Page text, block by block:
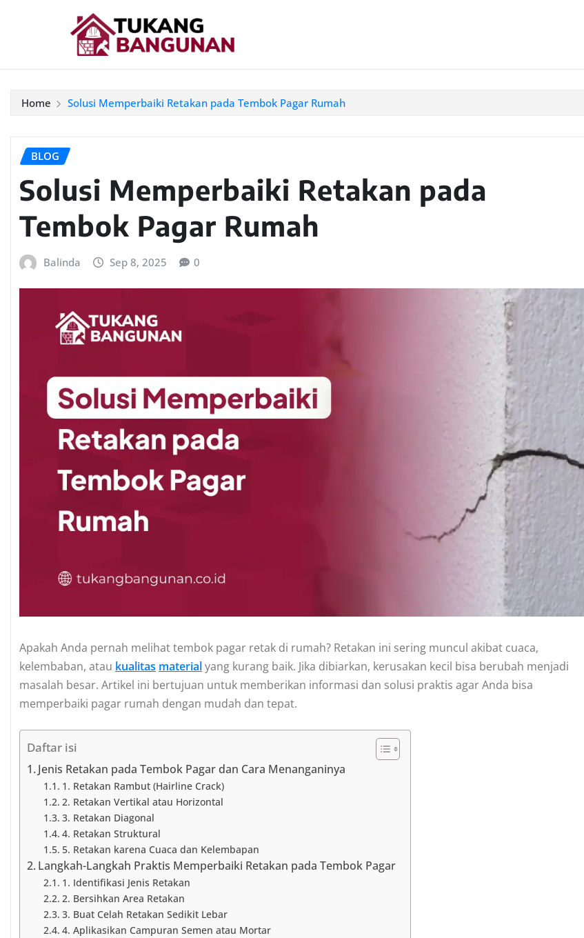
Home Solusi Memperbaiki Retakan pada Tembok Pagar Rumah
BLOG
Solusi Memperbaiki Retakan pada
Tembok Pagar Rumah
Balinda Sep 8, 2025 0
Apakah Anda pernah melihat tembok pagar retak di rumah? Retakan ini sering muncul akibat cuaca,
kelembaban, atau kualitas materialyang kurang baik. Jika dibiarkan, kerusakan kecil bisa berubah menjadi
masalah besar. Artikel ini bertujuan untuk memberikan informasi dan solusi praktis agar Anda bisa
memperbaiki pagar rumah dengan mudah dan tepat.
Daftar isi
Jenis Retakan pada Tembok Pagar dan Cara Menanganinya
1. Retakan Rambut (Hairline Crack)
2. Retakan Vertikal atau Horizontal
3. Retakan Diagonal
4. Retakan Struktural
5. Retakan karena Cuaca dan Kelembapan
Langkah-Langkah Praktis Memperbaiki Retakan pada Tembok Pagar
1. Identifikasi Jenis Retakan
2. Bersihkan Area Retakan
3. Buat Celah Retakan Sedikit Lebar
4. Aplikasikan Campuran Semen atau Mortar